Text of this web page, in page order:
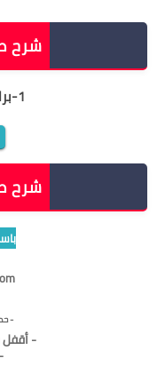
شرح
1
-
شرح
-
- أقفل